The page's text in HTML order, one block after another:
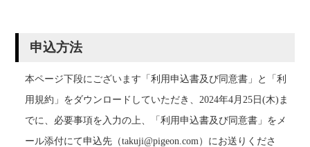
申込方法
本ページ下段にございます「利用申込書及び同意書」と「利
用規約」をダウンロードしていただき、2024年4月25日(木)ま
でに、必要事項を入力の上、「利用申込書及び同意書」をメ
ール添付にて申込先（takuji@pigeon.com）にお送りくださ